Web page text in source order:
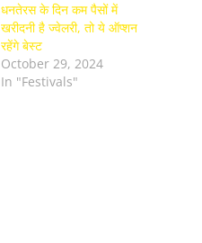
धनतेरस के दिन कम पैसों में
खरीदनी है ज्वेलरी, तो ये ऑप्शन
रहेंगे बेस्ट
October 29, 2024
In "Festivals"